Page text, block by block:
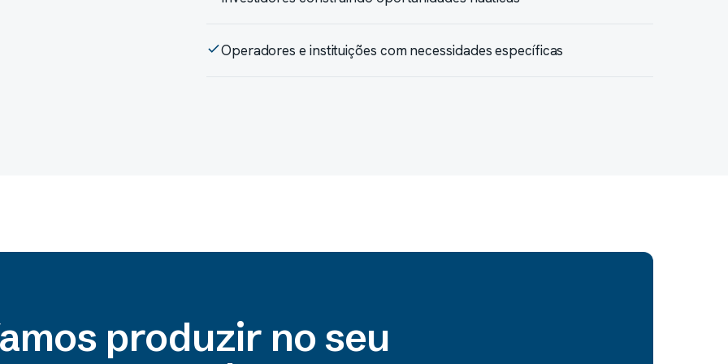
Operadores e instituições com necessidades específicas
produzir no seu